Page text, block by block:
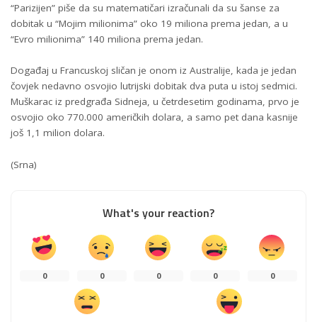
“Parizijen” piše da su matematičari izračunali da su šanse za
dobitak u “Mojim milionima” oko 19 miliona prema jedan, a u
“Evro milionima” 140 miliona prema jedan.
Događaj u Francuskoj sličan je onom iz Australije, kada je jedan
čovjek nedavno osvojio lutrijski dobitak dva puta u istoj sedmici.
Muškarac iz predgrađa Sidneja, u četrdesetim godinama, prvo je
osvojio oko 770.000 američkih dolara, a samo pet dana kasnije
još 1,1 milion dolara.
(Srna)
What's your reaction?
0 0 0 0 0